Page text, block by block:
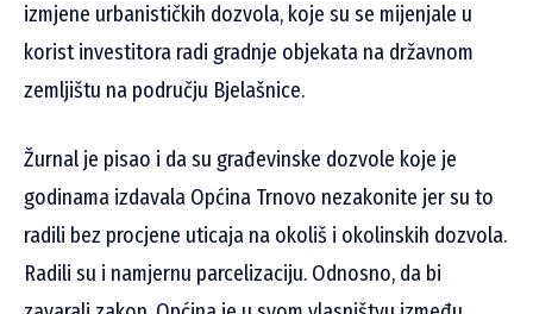
izmjene urbanističkih dozvola, koje su se mijenjale u
korist investitora radi gradnje objekata na državnom
zemljištu na području Bjelašnice.
Žurnal je pisao i da su građevinske dozvole koje je
godinama izdavala Općina Trnovo nezakonite jer su to
radili bez procjene uticaja na okoliš i okolinskih dozvola.
Radili su i namjernu parcelizaciju. Odnosno, da bi